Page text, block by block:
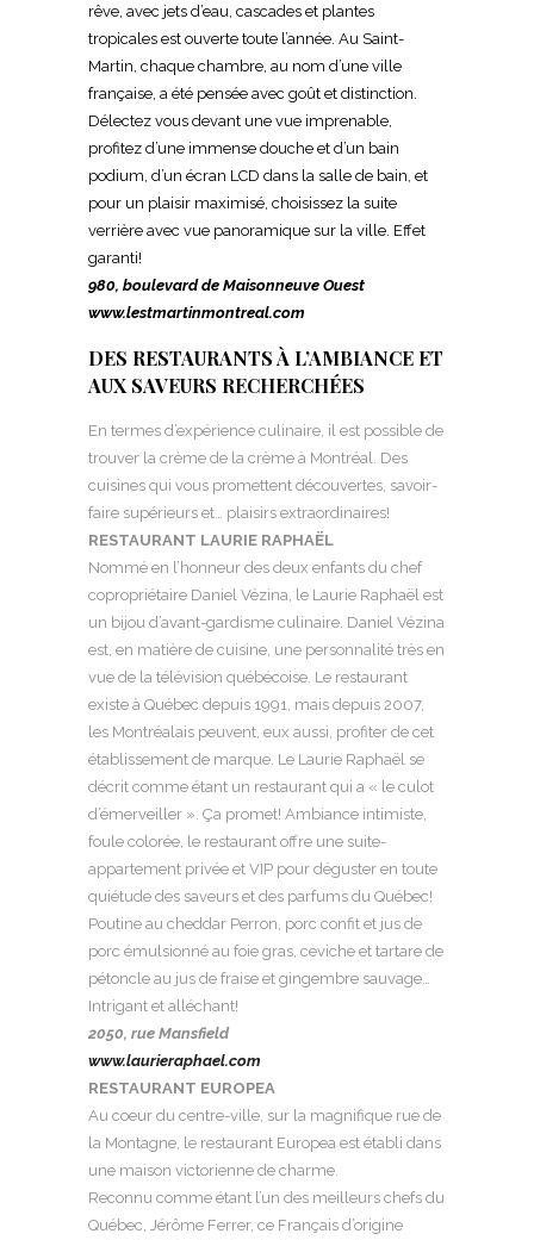
rêve, avec jets d’eau, cascades et plantes
tropicales est ouverte toute l’année. Au Saint-
Martin, chaque chambre, au nom d’une ville
française, a été pensée avec goût et distinction.
Délectez vous devant une vue imprenable,
profitez d’une immense douche et d’un bain
podium, d’un écran LCD dans la salle de bain, et
pour un plaisir maximisé, choisissez la suite
verrière avec vue panoramique sur la ville. Effet
garanti!
980, boulevard de Maisonneuve Ouest
www.lestmartinmontreal.com
DES RESTAURANTS À L’AMBIANCE ET
AUX SAVEURS RECHERCHÉES
En termes d’expérience culinaire, il est possible de
trouver la crème de la crème à Montréal. Des
cuisines qui vous promettent découvertes, savoir-
faire supérieurs et… plaisirs extraordinaires!
RESTAURANT LAURIE RAPHAËL
Nommé en l’honneur des deux enfants du chef
copropriétaire Daniel Vézina, le Laurie Raphaël est
un bijou d’avant-gardisme culinaire. Daniel Vézina
est, en matière de cuisine, une personnalité très en
vue de la télévision québécoise. Le restaurant
existe à Québec depuis 1991, mais depuis 2007,
les Montréalais peuvent, eux aussi, profiter de cet
établissement de marque. Le Laurie Raphaël se
décrit comme étant un restaurant qui a « le culot
d’émerveiller ». Ça promet! Ambiance intimiste,
foule colorée, le restaurant offre une suite-
appartement privée et VIP pour déguster en toute
quiétude des saveurs et des parfums du Québec!
Poutine au cheddar Perron, porc confit et jus de
porc émulsionné au foie gras, ceviche et tartare de
pétoncle au jus de fraise et gingembre sauvage…
Intrigant et alléchant!
2050, rue Mansfield
www.laurieraphael.com
RESTAURANT EUROPEA
Au coeur du centre-ville, sur la magnifique rue de
la Montagne, le restaurant Europea est établi dans
une maison victorienne de charme.
Reconnu comme étant l’un des meilleurs chefs du
Québec, Jérôme Ferrer, ce Français d’origine